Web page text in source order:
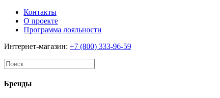
Контакты
О проекте
Программа лояльности
Интернет-магазин: +7 (800) 333-96-59
Бренды